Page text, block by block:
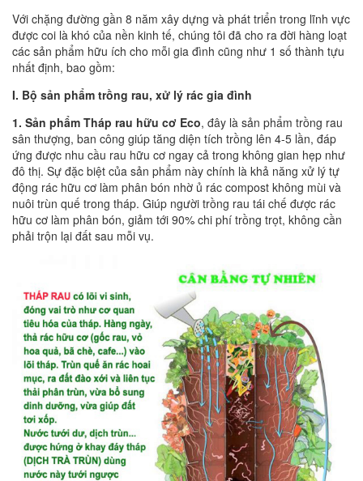
Với chặng đường gần 8 năm xây dựng và phát triển trong lĩnh vực
được coi là khó của nền kinh tế, chúng tôi đã cho ra đời hàng loạt
các sản phẩm hữu ích cho mỗi gia đình cũng như 1 số thành tựu
nhất định, bao gồm:
I. Bộ sản phẩm trồng rau, xử lý rác gia đình
1. Sản phẩm Tháp rau hữu cơ Eco, đây là sản phẩm trồng rau
sân thượng, ban công giúp tăng diện tích trồng lên 4-5 lần, đáp
ứng được nhu cầu rau hữu cơ ngay cả trong không gian hẹp như
đô thị. Sự đặc biệt của sản phẩm này chính là khả năng xử lý tự
động rác hữu cơ làm phân bón nhờ ủ rác compost không mùi và
nuôi trùn quế trong tháp. Giúp người trồng rau tái chế được rác
hữu cơ làm phân bón, giảm tới 90% chi phí trồng trọt, không cần
phải trộn lại đất sau mỗi vụ.